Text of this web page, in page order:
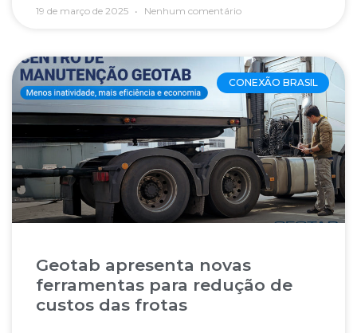
19 de março de 2025 Nenhum comentário
CONEXÃO BRASIL
Geotab apresenta novas
ferramentas para redução de
custos das frotas